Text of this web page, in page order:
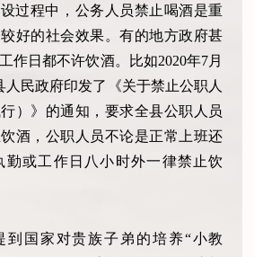
过程中，公务人员禁止喝酒是重
好的社会效果。有的地方政府甚
作日都不许饮酒。比如2020年7月
人民政府印发了《关于禁止公职人
）》的通知，要求全县公职人员
酒，公职人员不论是正常上班还
勤或工作日八小时外一律禁止饮
到国家对贵族子弟的培养“小教